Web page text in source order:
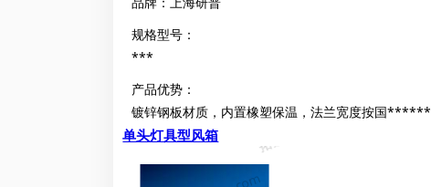
规格型号：
***
产品优势：
镀锌钢板材质，内置橡塑保温，法兰宽度按国******
单头灯具型风箱